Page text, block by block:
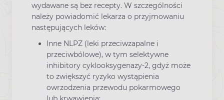
wydawane są bez recepty. W szczególności
należy powiadomić lekarza o przyjmowaniu
następujących leków:
Inne NLPZ (leki przeciwzapalne i
przeciwbólowe), w tym selektywne
inhibitory cyklooksygenazy-2, gdyż może
to zwiększyć ryzyko wystąpienia
owrzodzenia przewodu pokarmowego